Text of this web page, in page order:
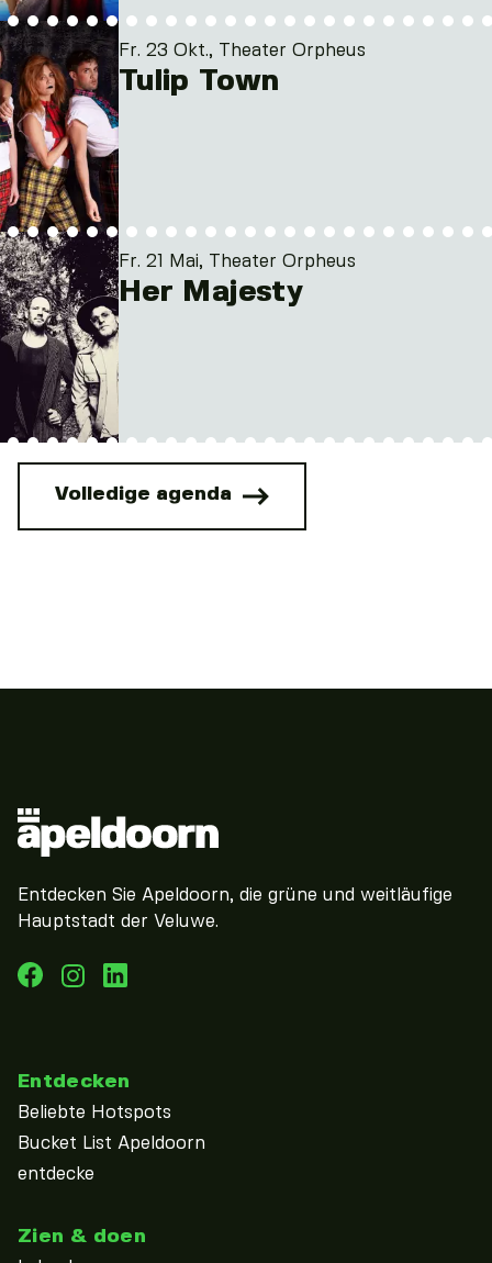
Fr. 23 Okt., Theater Orpheus
Tulip Town
Fr. 21 Mai, Theater Orpheus
Her Majesty
Volledige agenda
Entdecken Sie Apeldoorn, die grüne und weitläufige
Hauptstadt der Veluwe.
Entdecken
Beliebte Hotspots
Bucket List Apeldoorn
entdecke
Zien & doen